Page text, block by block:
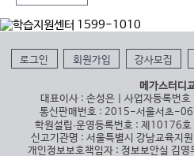
로그인 회원가입 강사모집
메가스터디
대표이사 : 손성은 | 사업자등록
통신판매번호 : 2015-서울서초-
학원설립∙운영등록번호 : 제10176호
신고기관명 : 서울특별시 강남교육지
개인정보보호책임자 : 정보보안실 김영